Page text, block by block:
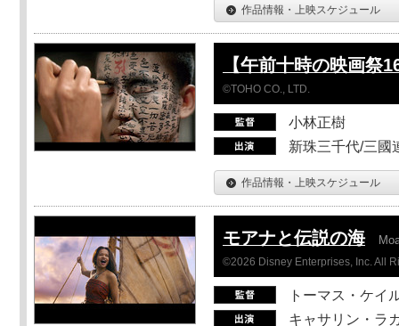
作品情報・上映スケジュール
【午前十時の映画祭
©TOHO CO., LTD.
小林正樹
新珠三千代/三國
作品情報・上映スケジュール
モアナと伝説の海
©2026 Disney Enterprises, Inc. All
トーマス・ケイ
キャサリン・ラ